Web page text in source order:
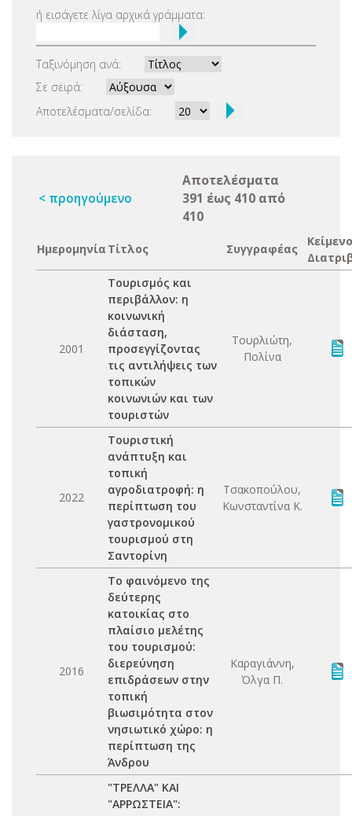
ή εισάγετε λίγα αρχικά γράμματα:
Ταξινόμηση ανά:
Σε σειρά:
Αποτελέσματα/σελίδα:
< προηγούμενο
Αποτελέσματα
391 έως 410 από
410
Ημερομηνία Τίτλος Συγγραφέας
Κείμενο
2001
Τουρισμός και
περιβάλλον: η
κοινωνική
διάσταση,
προσεγγίζοντας
τις αντιλήψεις των
τοπικών
κοινωνιών και των
τουριστών
Τουρλιώτη,
Πολίνα
2022
Τουριστική
ανάπτυξη και
τοπική
αγροδιατροφή: η
περίπτωση του
γαστρονομικού
τουρισμού στη
Σαντορίνη
Τσακοπούλου,
Κωνσταντίνα Κ.
2016
Το φαινόμενο της
δεύτερης
κατοικίας στο
πλαίσιο μελέτης
του τουρισμού:
διερεύνηση
επιδράσεων στην
τοπική
βιωσιμότητα στον
νησιωτικό χώρο: η
περίπτωση της
Άνδρου
Καραγιάννη,
Όλγα Π.
"ΤΡΕΛΛΑ" ΚΑΙ
"ΑΡΡΩΣΤΕΙΑ":